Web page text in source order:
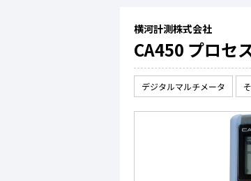
横河計測株式会社
CA450 プロセ
デジタルマルチメータ